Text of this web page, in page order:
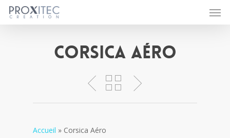
Skip
Corsica Aéro
Accueil » Corsica Aéro